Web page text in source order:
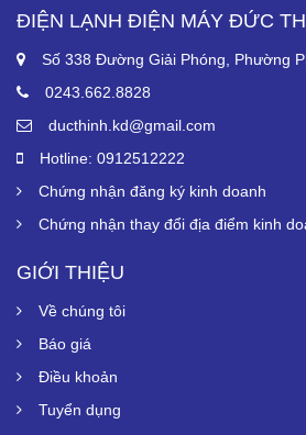
ĐIỆN LẠNH ĐIỆN MÁY ĐỨC
Số 338 Đường Giải Phóng, Phường
0243.662.8828
ducthinh.kd@gmail.com
Hotline: 0912512222
Chứng nhận đăng ký kinh doanh
Chứng nhận thay đổi địa điểm kinh
GIỚI THIỆU
Về chúng tôi
Báo giá
Điều khoản
Tuyển dụng